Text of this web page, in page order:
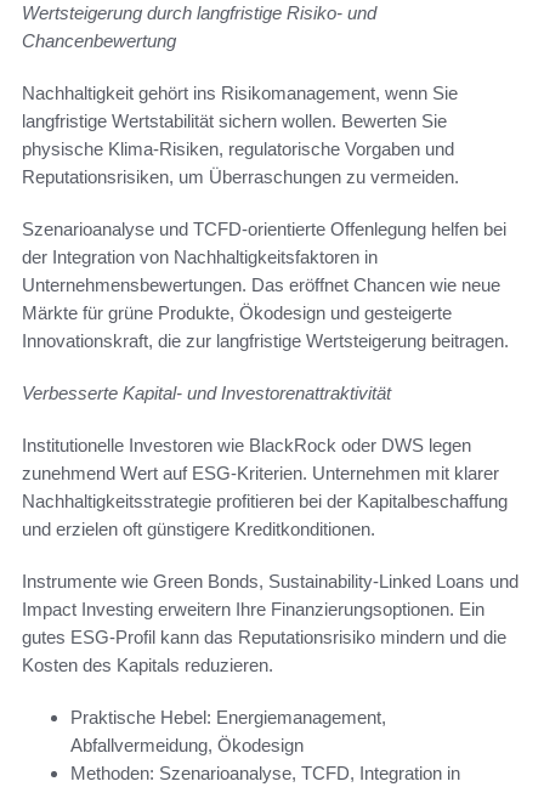
Wertsteigerung durch langfristige Risiko- und
Chancenbewertung
Nachhaltigkeit gehört ins Risikomanagement, wenn Sie
langfristige Wertstabilität sichern wollen. Bewerten Sie
physische Klima-Risiken, regulatorische Vorgaben und
Reputationsrisiken, um Überraschungen zu vermeiden.
Szenarioanalyse und TCFD-orientierte Offenlegung helfen bei
der Integration von Nachhaltigkeitsfaktoren in
Unternehmensbewertungen. Das eröffnet Chancen wie neue
Märkte für grüne Produkte, Ökodesign und gesteigerte
Innovationskraft, die zur langfristige Wertsteigerung beitragen.
Verbesserte Kapital- und Investorenattraktivität
Institutionelle Investoren wie BlackRock oder DWS legen
zunehmend Wert auf ESG-Kriterien. Unternehmen mit klarer
Nachhaltigkeitsstrategie profitieren bei der Kapitalbeschaffung
und erzielen oft günstigere Kreditkonditionen.
Instrumente wie Green Bonds, Sustainability-Linked Loans und
Impact Investing erweitern Ihre Finanzierungsoptionen. Ein
gutes ESG-Profil kann das Reputationsrisiko mindern und die
Kosten des Kapitals reduzieren.
Praktische Hebel: Energiemanagement,
Abfallvermeidung, Ökodesign
Methoden: Szenarioanalyse, TCFD, Integration in